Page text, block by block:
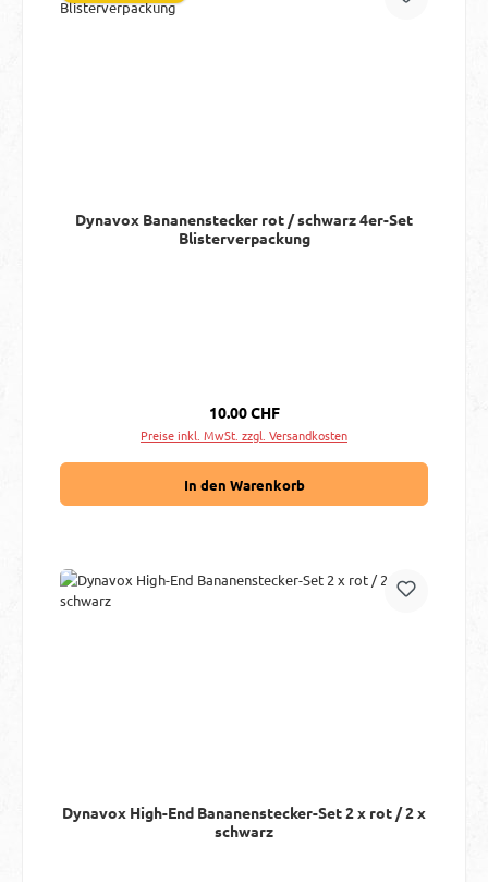
Dynavox Bananenstecker rot / schwarz 4er-Set
Blisterverpackung
Regulärer Preis:
10.00 CHF
Preise inkl. MwSt. zzgl. Versandkosten
In den Warenkorb
Dynavox High-End Bananenstecker-Set 2 x rot / 2 x
schwarz